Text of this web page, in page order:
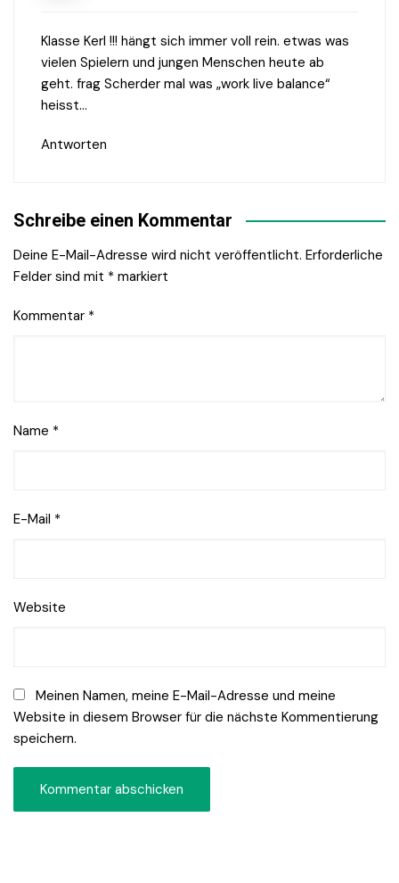
Klasse Kerl !!! hängt sich immer voll rein. etwas was
vielen Spielern und jungen Menschen heute ab
geht. frag Scherder mal was „work live balance“
heisst…
Antworten
Schreibe einen Kommentar
Deine E-Mail-Adresse wird nicht veröffentlicht. Erforderliche
Felder sind mit * markiert
Kommentar *
Name *
E-Mail *
Website
Meinen Namen, meine E-Mail-Adresse und meine
Website in diesem Browser für die nächste Kommentierung
speichern.